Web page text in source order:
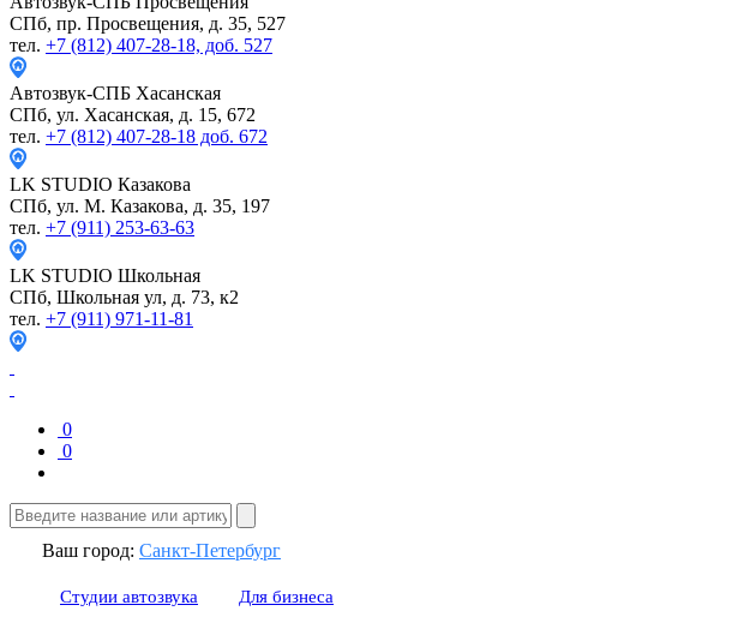
СПб, пр. Просвещения, д. 35, 527
тел. +7 (812) 407-28-18, доб. 527
Автозвук-СПБ Хасанская
СПб, ул. Хасанская, д. 15, 672
тел. +7 (812) 407-28-18 доб. 672
LK STUDIO Казакова
СПб, ул. М. Казакова, д. 35, 197
тел. +7 (911) 253-63-63
LK STUDIO Школьная
СПб, Школьная ул, д. 73, к2
тел. +7 (911) 971-11-81
0
0
Ваш город: Санкт-Петербург
Студии автозвука Для бизнеса